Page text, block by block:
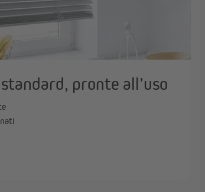
pronte all’uso